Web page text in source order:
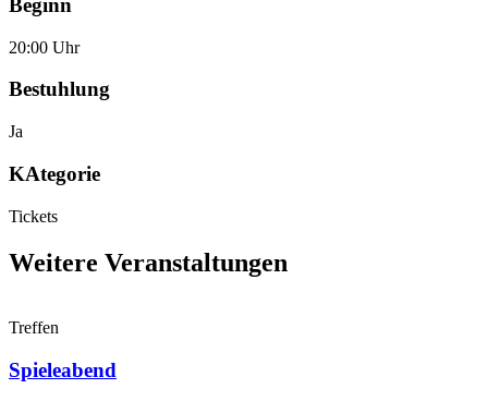
Beginn
20:00 Uhr
Bestuhlung
Ja
KAtegorie
Tickets
Weitere Veranstaltungen
Treffen
Spieleabend